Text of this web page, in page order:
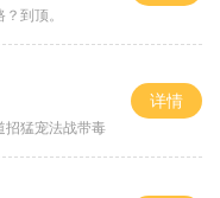
到顶。
招猛宠法战带毒
详情